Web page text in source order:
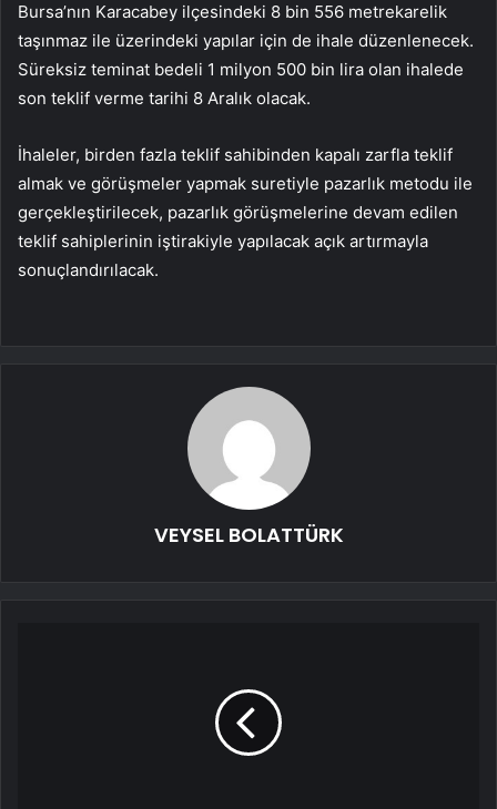
Bursa’nın Karacabey ilçesindeki 8 bin 556 metrekarelik
taşınmaz ile üzerindeki yapılar için de ihale düzenlenecek.
Süreksiz teminat bedeli 1 milyon 500 bin lira olan ihalede
son teklif verme tarihi 8 Aralık olacak.
İhaleler, birden fazla teklif sahibinden kapalı zarfla teklif
almak ve görüşmeler yapmak suretiyle pazarlık metodu ile
gerçekleştirilecek, pazarlık görüşmelerine devam edilen
teklif sahiplerinin iştirakiyle yapılacak açık artırmayla
sonuçlandırılacak.
VEYSEL BOLATTÜRK